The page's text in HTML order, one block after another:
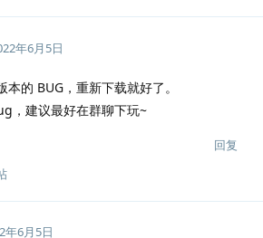
年6月5日
本的 BUG，重新下载就好了。
，建议最好在群聊下玩~
回复
年6月5日